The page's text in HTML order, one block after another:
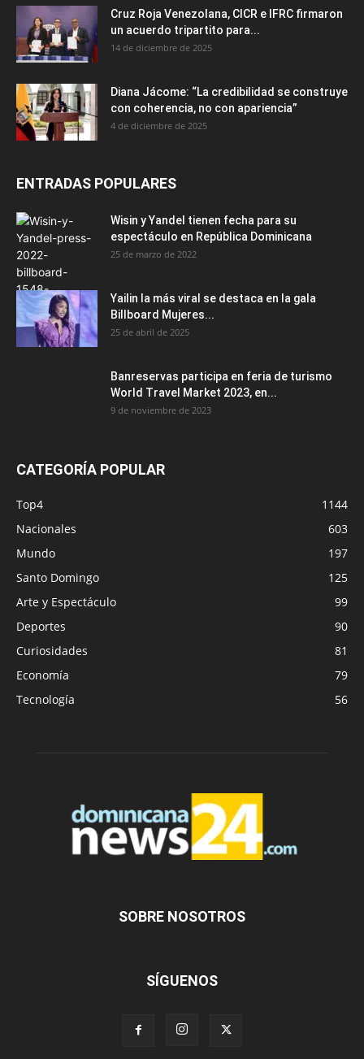
Cruz Roja Venezolana, CICR e IFRC firmaron
un acuerdo tripartito para...
14 de diciembre de 2025
Diana Jácome: “La credibilidad se construye
con coherencia, no con apariencia”
4 de diciembre de 2025
ENTRADAS POPULARES
Wisin y Yandel tienen fecha para su
espectáculo en República Dominicana
25 de marzo de 2022
Yailin la más viral se destaca en la gala
Billboard Mujeres...
25 de abril de 2025
Banreservas participa en feria de turismo
World Travel Market 2023, en...
9 de noviembre de 2023
CATEGORÍA POPULAR
Top4
1144
Nacionales
603
Mundo
197
Santo Domingo
125
Arte y Espectáculo
99
Deportes
90
Curiosidades
81
Economía
79
Tecnología
56
SOBRE NOSOTROS
SÍGUENOS